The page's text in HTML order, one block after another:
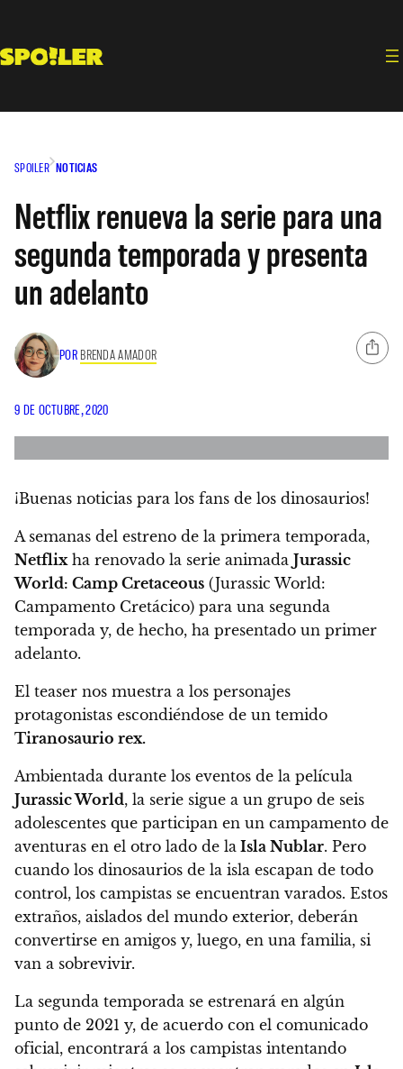
contenido
SPOILER NOTICIAS
Netflix renueva la serie para una
segunda temporada y presenta
un adelanto
POR BRENDA AMADOR
9 DE OCTUBRE, 2020
¡Buenas noticias para los fans de los dinosaurios!
A semanas del estreno de la primera temporada,
Netflixha renovado la serie animada Jurassic
World: Camp Cretaceous (Jurassic World:
Campamento Cretácico) para una segunda
temporada y, de hecho, ha presentado un primer
adelanto.
El teaser nos muestra a los personajes
protagonistas escondiéndose de un temido
Tiranosaurio rex.
Ambientada durante los eventos de la película
Jurassic World, la serie sigue a un grupo de seis
adolescentes que participan en un campamento de
aventuras en el otro lado de la Isla Nublar. Pero
cuando los dinosaurios de la isla escapan de todo
control, los campistas se encuentran varados. Estos
extraños, aislados del mundo exterior, deberán
convertirse en amigos y, luego, en una familia, si
van a sobrevivir.
La segunda temporada se estrenará en algún
punto de 2021 y, de acuerdo con el comunicado
oficial, encontrará a los campistas intentando